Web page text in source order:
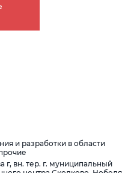
и разработки в области
г, вн. тер. г. муниципальный